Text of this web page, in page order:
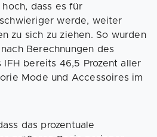
dass es für
werde, weiter
zu sich zu ziehen. So wurden
Berechnungen des
IFH bereits 46,5 Prozent aller
Mode und Accessoires im
das prozentuale